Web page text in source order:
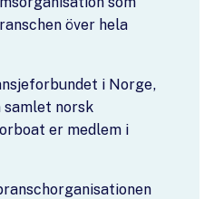
över hela
i Norge,
samlet norsk
er medlem i